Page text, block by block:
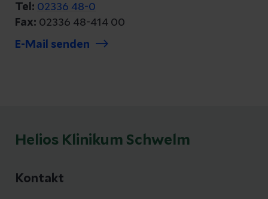
Tel: 02336 48-0
Fax: 02336 48-414 00
E-Mail senden
Helios Klinikum Schwelm
Kontakt